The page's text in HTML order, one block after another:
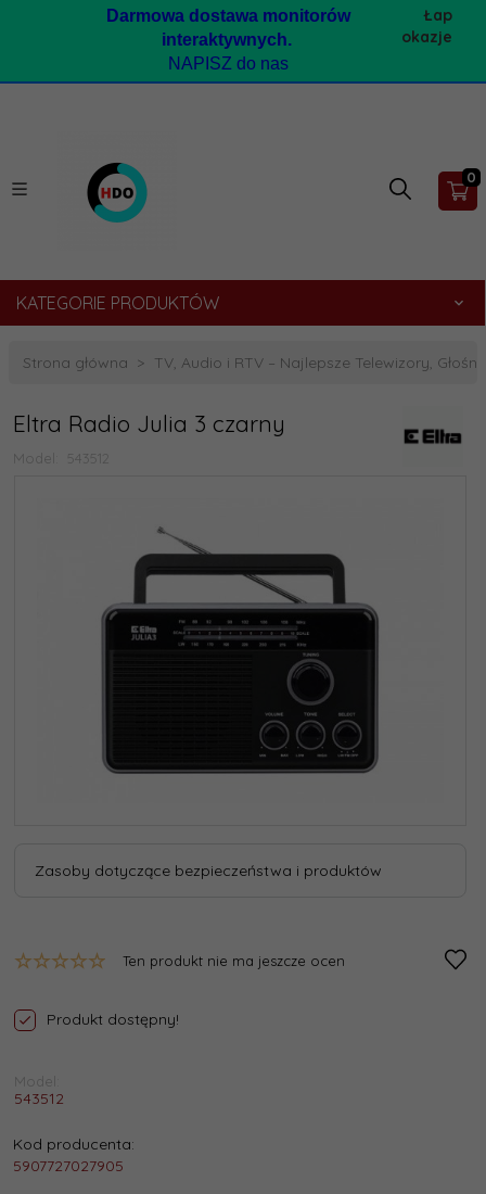
Darmowa dostawa monitorów
interaktywnych.
NAPISZ do nas
Łap
okazje
0
KATEGORIE PRODUKTÓW
Strona główna TV, Audio i RTV – Najlepsze Telewizory,
Eltra Radio Julia 3 czarny
Model: 543512
Zasoby dotyczące bezpieczeństwa i produktów
Ten produkt nie ma jeszcze ocen
Produkt dostępny!
Model:
543512
Kod producenta:
5907727027905